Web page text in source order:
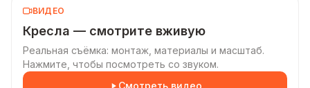
ВИДЕО
Кресла — смотрите вживую
Реальная съёмка: монтаж, материалы и масштаб.
Нажмите, чтобы посмотреть со звуком.
Смотреть видео